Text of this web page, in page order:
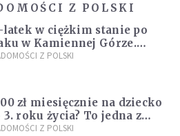
Z POLSKI
latek w ciężkim stanie po
w Kamiennej Górze.
zatrzymała dwóch
Z POLSKI
zł miesięcznie na dziecko
3. roku życia? To jedna z
programu "Rozwój
Z POLSKI